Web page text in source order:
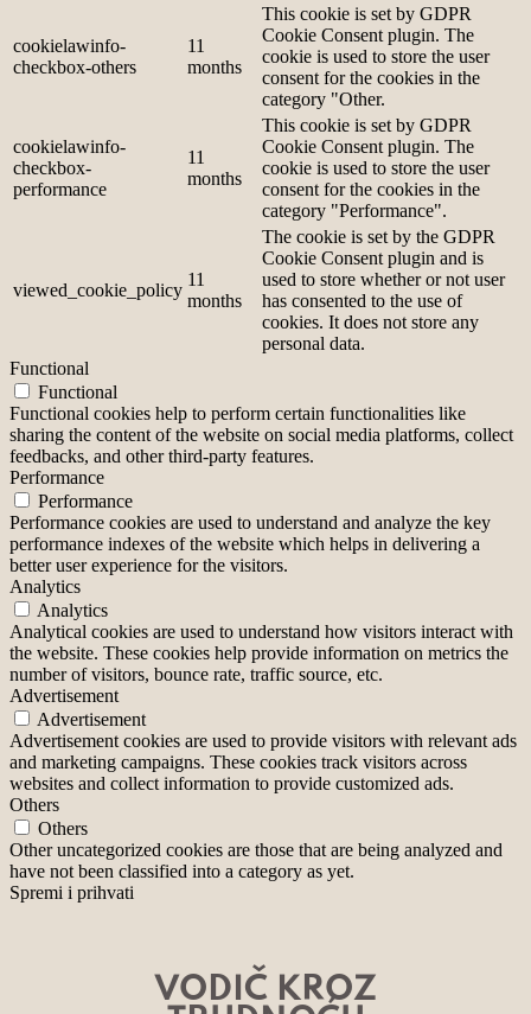
cookielawinfo-
checkbox-others
11
months
This cookie is set by GDPR
Cookie Consent plugin. The
cookie is used to store the user
consent for the cookies in the
category "Other.
cookielawinfo-
checkbox-
performance
11
months
This cookie is set by GDPR
Cookie Consent plugin. The
cookie is used to store the user
consent for the cookies in the
category "Performance".
viewed_cookie_policy
11
months
The cookie is set by the GDPR
Cookie Consent plugin and is
used to store whether or not user
has consented to the use of
cookies. It does not store any
personal data.
Functional
Functional
Functional cookies help to perform certain functionalities like
sharing the content of the website on social media platforms, collect
feedbacks, and other third-party features.
Performance
Performance
Performance cookies are used to understand and analyze the key
performance indexes of the website which helps in delivering a
better user experience for the visitors.
Analytics
Analytics
Analytical cookies are used to understand how visitors interact with
the website. These cookies help provide information on metrics the
number of visitors, bounce rate, traffic source, etc.
Advertisement
Advertisement
Advertisement cookies are used to provide visitors with relevant ads
and marketing campaigns. These cookies track visitors across
websites and collect information to provide customized ads.
Others
Others
Other uncategorized cookies are those that are being analyzed and
have not been classified into a category as yet.
Spremi i prihvati
VODIČ KROZ